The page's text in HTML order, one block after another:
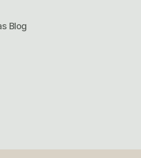
Blog